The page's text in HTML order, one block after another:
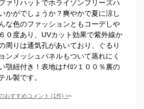
ァリハットでホライゾンブリーズハ
かがでしょうか？爽やかで夏に涼し
な色のファッションともコーデしや
０度あり、UVカット効果で紫外線か
周りは通気孔があいており、ぐるり
ンメッシュパネルもついて蒸れにく
顎紐付き！表地はﾅｲﾛﾝ１００％裏の
ル製です。
おすすめコメント (1件) >